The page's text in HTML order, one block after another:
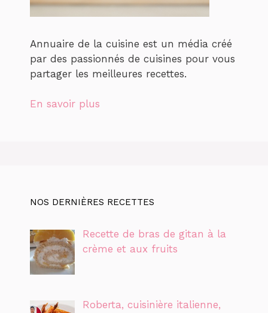
Annuaire de la cuisine est un média créé
par des passionnés de cuisines pour vous
partager les meilleures recettes.
En savoir plus
NOS DERNIÈRES RECETTES
Recette de bras de gitan à la
crème et aux fruits
Roberta, cuisinière italienne,